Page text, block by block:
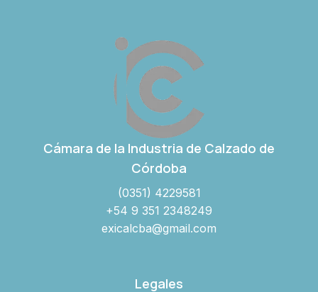
Cámara de la Industria de Calzado de
Córdoba
(0351) 4229581
+54 9 351 2348249
exicalcba@gmail.com
Legales